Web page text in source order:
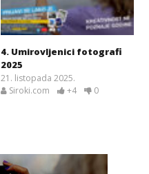
4. Umirovljenici fotografi
2025
21. listopada 2025.
Siroki.com
+4 0